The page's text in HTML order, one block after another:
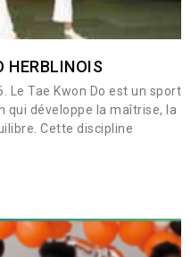
HERBLINOIS
Le Tae Kwon Do est un sport
qui développe la maîtrise, la
Cette discipline